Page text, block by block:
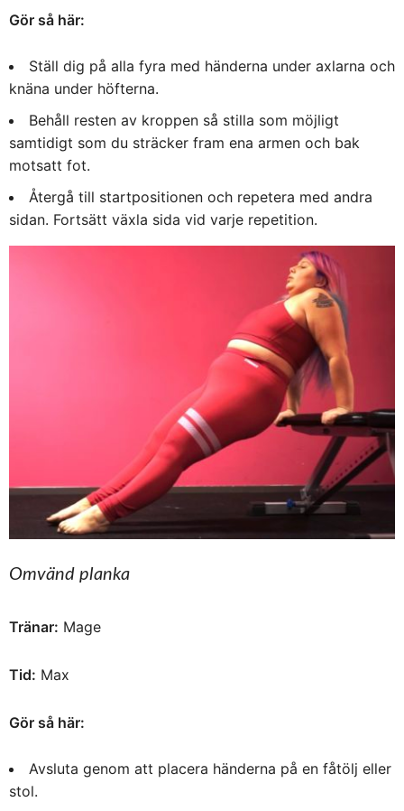
Gör så här:
Ställ dig på alla fyra med händerna under axlarna och
knäna under höfterna.
Behåll resten av kroppen så stilla som möjligt
samtidigt som du sträcker fram ena armen och bak
motsatt fot.
Återgå till startpositionen och repetera med andra
sidan. Fortsätt växla sida vid varje repetition.
Omvänd planka
Tränar: Mage
Tid: Max
Gör så här:
Avsluta genom att placera händerna på en fåtölj eller
stol.